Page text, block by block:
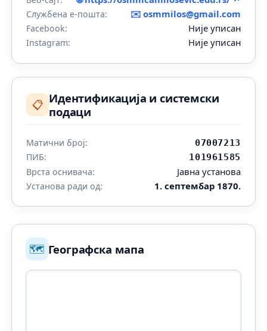
Службена е-пошта: ✉️ osmmilos@gmail.com
Facebook: Није уписан
Instagram: Није уписан
📋 Идентификација и системски
подаци
Матични број: 07007213
ПИБ: 101961585
Врста оснивача: Јавна установа
Установа ради од: 1. септембар 1870.
🗺️ Географска мапа